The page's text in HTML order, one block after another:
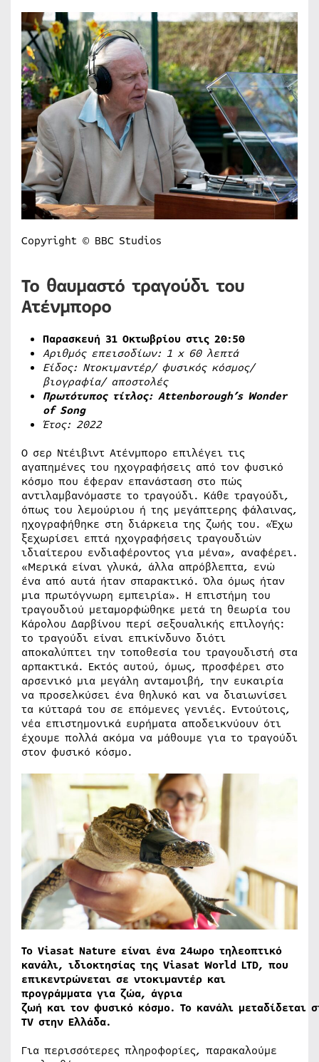
Copyright © BBC Studios
Το θαυμαστό τραγούδι του
Ατένμπορο
Παρασκευή 31 Οκτωβρίου στις 20:50
Αριθμός επεισοδίων: 1 x60 λεπτά
Είδος: Ντοκιμαντέρ/ φυσικός κόσμος/
βιογραφία/ αποστολές
Πρωτότυπος τίτλος: Attenborough’s Wonder
of Song
Έτος: 2022
Ο σερ Ντέιβιντ Ατένμπορο επιλέγει τις
αγαπημένες του ηχογραφήσεις από τον φυσικό
κόσμο που έφεραν επανάσταση στο πώς
αντιλαμβανόμαστε το τραγούδι. Κάθε τραγούδι,
όπως του λεμούριου ή της μεγάπτερης φάλαινας,
ηχογραφήθηκε στη διάρκεια της ζωής του. «Έχω
ξεχωρίσει επτά ηχογραφήσεις τραγουδιών
ιδιαίτερου ενδιαφέροντος για μένα», αναφέρει.
«Μερικά είναι γλυκά, άλλα απρόβλεπτα, ενώ
ένα από αυτά ήταν σπαρακτικό. Όλα όμως ήταν
μια πρωτόγνωρη εμπειρία». Η επιστήμη του
τραγουδιού μεταμορφώθηκε μετά τη θεωρία του
Κάρολου Δαρβίνου περί σεξουαλικής επιλογής:
το τραγούδι είναι επικίνδυνο διότι
αποκαλύπτει την τοποθεσία του τραγουδιστή στα
αρπακτικά. Εκτός αυτού, όμως, προσφέρει στο
αρσενικό μια μεγάλη ανταμοιβή, την ευκαιρία
να προσελκύσει ένα θηλυκό και να διαιωνίσει
τα κύτταρά του σε επόμενες γενιές. Εντούτοις,
νέα επιστημονικά ευρήματα αποδεικνύουν ότι
έχουμε πολλά ακόμα να μάθουμε για το τραγούδι
στον φυσικό κόσμο.
Το Viasat Nature είναι ένα 24ωρο τηλεοπτικό
κανάλι, ιδιοκτησίας της Viasat World LTD, που
επικεντρώνεται σε ντοκιμαντέρ και
προγράμματα για ζώα, άγρια
ζωή και τον φυσικό κόσμο. Το κανάλι μεταδίδεται
TV στην Ελλάδα.
Για περισσότερες πληροφορίες, παρακαλούμε